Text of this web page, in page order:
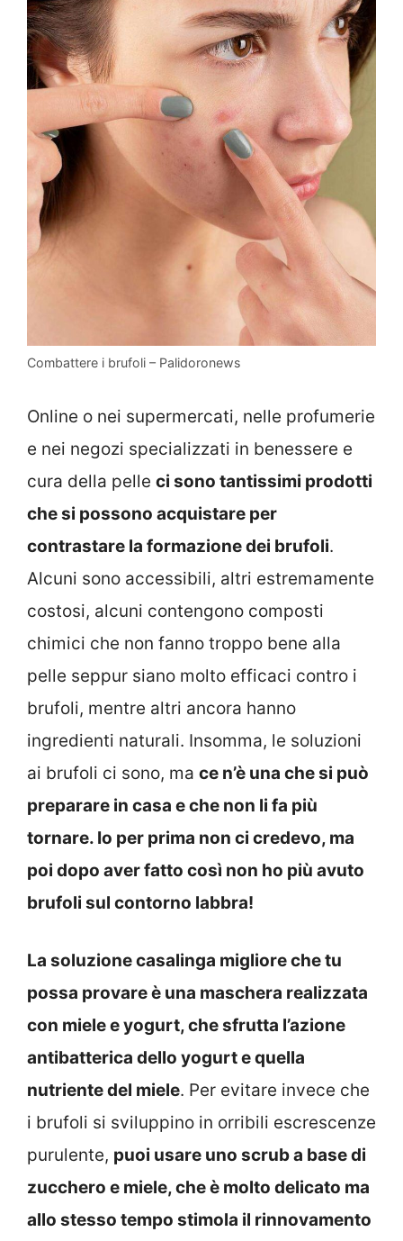
Combattere i brufoli – Palidoronews
Online o nei supermercati, nelle profumerie
e nei negozi specializzati in benessere e
cura della pelle ci sono tantissimi prodotti
che si possono acquistare per
contrastare la formazione dei brufoli.
Alcuni sono accessibili, altri estremamente
costosi, alcuni contengono composti
chimici che non fanno troppo bene alla
pelle seppur siano molto efficaci contro i
brufoli, mentre altri ancora hanno
ingredienti naturali. Insomma, le soluzioni
ai brufoli ci sono, ma ce n’è una che si può
preparare in casa e che non li fa più
tornare. Io per prima non ci credevo, ma
poi dopo aver fatto così non ho più avuto
brufoli sul contorno labbra!
La soluzione casalinga migliore che tu
possa provare è una maschera realizzata
con miele e yogurt, che sfrutta l’azione
antibatterica dello yogurt e quella
nutriente del miele. Per evitare invece che
i brufoli si sviluppino in orribili escrescenze
purulente, puoi usare uno scrub a base di
zucchero e miele, che è molto delicato ma
allo stesso tempo stimola il rinnovamento